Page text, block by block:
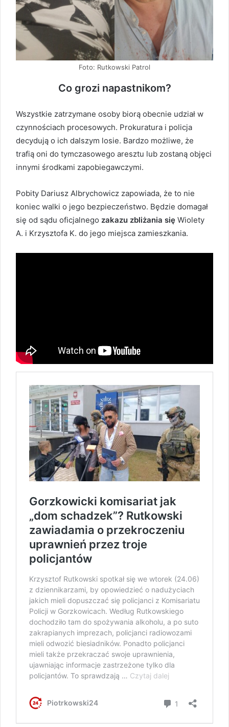
Foto: Rutkowski Patrol
Co grozi napastnikom?
Wszystkie zatrzymane osoby biorą obecnie udział w
czynnościach procesowych. Prokuratura i policja
decydują o ich dalszym losie. Bardzo możliwe, że
trafią oni do tymczasowego aresztu lub zostaną objęci
innymi środkami zapobiegawczymi.
Pobity Dariusz Albrychowicz zapowiada, że to nie
koniec walki o jego bezpieczeństwo. Będzie domagał
się od sądu oficjalnego zakazu zbliżania się Wiolety
A. i Krzysztofa K. do jego miejsca zamieszkania.